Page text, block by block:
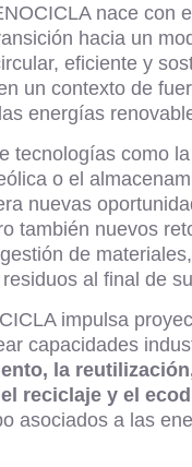
nace con
hacia un
eficiente y
un contexto de
energías
tecnologías como
o el
nuevas
también nuevos
de materiales,
al final de
impulsa
capacidades
la
reciclaje y el
asociados a las